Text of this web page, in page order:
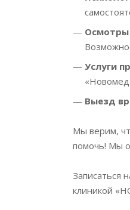
Осмотры
Услуги
Выезд
Мы верим,
помочь! Мы
Записаться
клиникой